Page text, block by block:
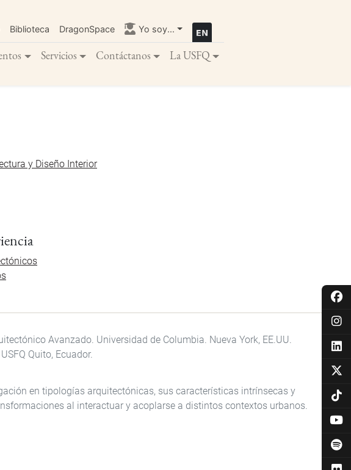
Biblioteca DragonSpace Yo soy...
Servicios Contáctanos La USFQ
y Diseño Interior
Avanzado. Universidad de Columbia. Nueva York, EE.UU.
Quito, Ecuador.
en tipologías arquitectónicas, sus características intrínsecas y
al interactuar y acoplarse a distintos contextos urbanos.